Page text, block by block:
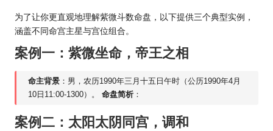
为了让你更直观地理解紫微斗数命盘，以下提供三个典型实例，
涵盖不同命宫主星与宫位组合。
案例一：紫微坐命，帝王之相
命主背景 ：男，农历1990年三月十五日午时（公历1990年4月
10日11:00-1300）。命盘简析 ：
案例二：太阳太阴同宫，调和